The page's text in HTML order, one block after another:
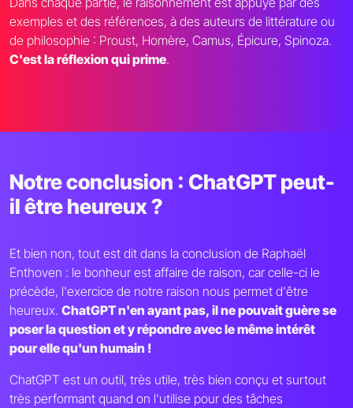
exemples et des références, à des auteurs de littérature ou
de philosophie : Proust, Homère, Camus, Épicure, Spinoza.
C'est la réflexion qui prime.
Notre conclusion : ChatGPT peut-
il être heureux ?
Et bien non, tout est dit dans la conclusion de Raphaël
Enthoven : le bonheur est affaire de raison, car celle-ci le
précède, l'exercice de notre raison nous permet d'être
heureux. ChatGPT n'en ayant pas, il ne pouvait guère se
poser la question et y répondre avec le même intérêt
pour elle qu'un humain !
ChatGPT est un outil, très utile, très bien conçu et surtout
très performant quand on l'utilise pour des tâches